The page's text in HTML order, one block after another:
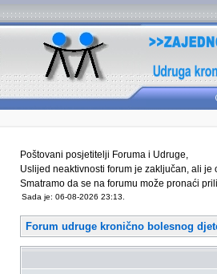
Poštovani posjetitelji Foruma i Udruge,
Uslijed neaktivnosti forum je zaključan, ali
Smatramo da se na forumu može pronaći
Sada je: 06-08-2026 23:13.
Forum udruge kronično bolesnog